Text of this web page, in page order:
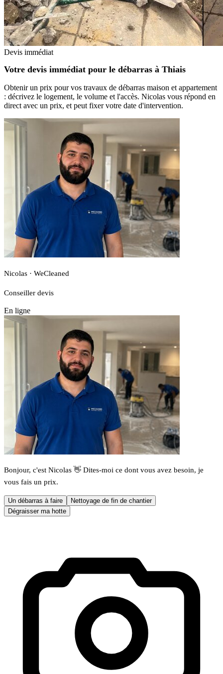
Devis immédiat
Votre devis immédiat pour le débarras à Thiais
Obtenir un prix pour vos travaux de débarras maison et appartement
: décrivez le logement, le volume et l'accès. Nicolas vous répond en
direct avec un prix, et peut fixer votre date d'intervention.
Nicolas · WeCleaned
Conseiller devis
En ligne
Bonjour, c'est Nicolas 👋 Dites-moi ce dont vous avez besoin, je
vous fais un prix.
Un débarras à faire
Nettoyage de fin de chantier
Dégraisser ma hotte